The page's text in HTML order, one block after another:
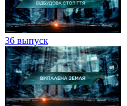
36 выпуск